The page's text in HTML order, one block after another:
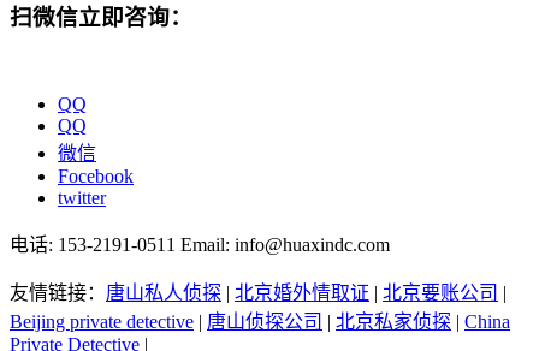
扫微信立即咨询：
QQ
QQ
微信
Focebook
twitter
电话: 153-2191-0511 Email: info@huaxindc.com
友情链接： 唐山私人侦探 | 北京婚外情取证 | 北京要账公司 |
Beijing private detective | 唐山侦探公司 | 北京私家侦探 | China
Private Detective |